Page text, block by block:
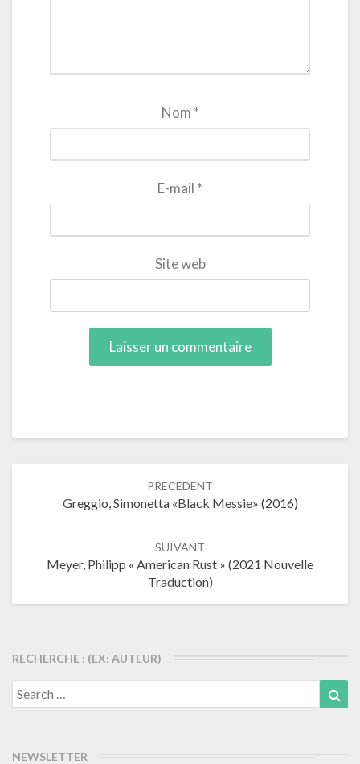
Nom *
E-mail *
Site web
PRECEDENT
Greggio, Simonetta «Black Messie» (2016)
SUIVANT
Meyer, Philipp « American Rust » (2021 Nouvelle
Traduction)
RECHERCHE : (EX: AUTEUR)
Search
for:
NEWSLETTER